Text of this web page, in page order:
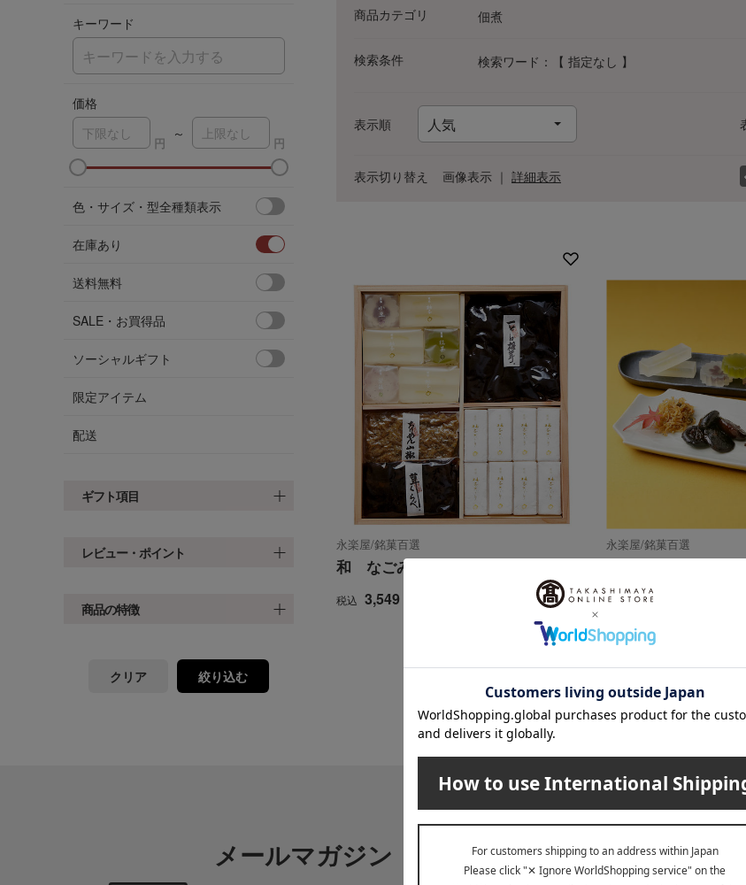
カ サ タ ナ
キーワード
価格
～
色・サイズ・型全種類表示
在庫あり
送料無料
SALE・お買得品
ソーシャルギフト
限定アイテム
配送
ギフト項目
レビュー・ポイント
商品の特徴
クリア 絞り込む
商品カテゴリ 佃煮
検索条件 検索ワード：【 指定なし 】
表示順
表示切り替え 画像表示 ｜ 詳細表示
永楽屋/銘菓百選
和 なごみ NG－35
税込 3,549
永楽屋/銘菓百選
和なごみ 6品入
税込 3,600
メールマガジン